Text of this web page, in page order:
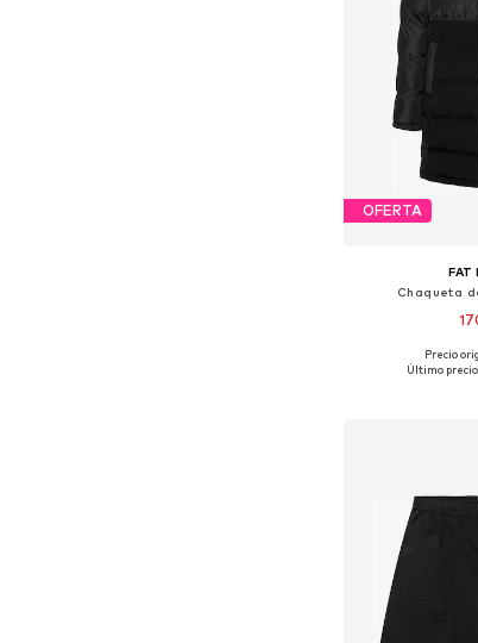
OFERTA
FAT
Chaqueta
Tallas disponibles:
Precio
Último